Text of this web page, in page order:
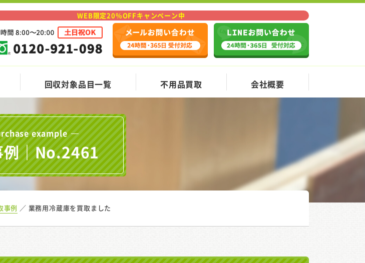
WEB限定20%OFFキャンペーン中
回収対象品目一覧 不用品買取 会社概要
example
例｜No.2461
事例 業務用冷蔵庫を買取ました